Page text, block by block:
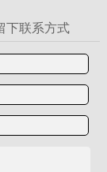
下联系方式